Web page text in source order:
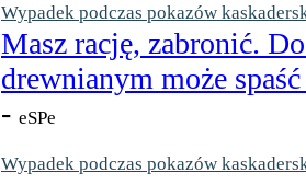
Wypadek podczas pokazów
Masz rację, zabronić.
drewnianym może
- eSPe
Wypadek podczas pokazów